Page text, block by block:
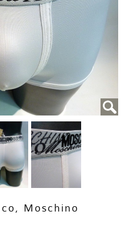
Moschino